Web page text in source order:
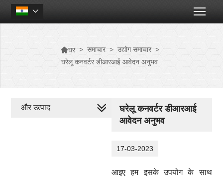

घर > समाचार > उद्योग समाचार >
घरेलू कनवर्टर डीआरआई आवेदन अनुभव
घरेलू कनवर्टर डीआरआई
आवेदन अनुभव
17-03-2023
आइए हम इसके उपयोग के साथ
और उत्पाद